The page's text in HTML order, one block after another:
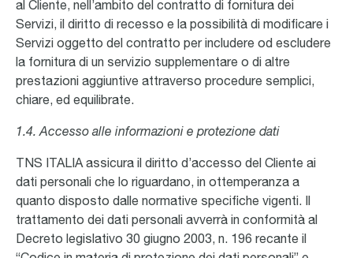
al Cliente, nell’ambito del contratto di fornitura dei
Servizi, il diritto di recesso e la possibilità di modificare i
Servizi oggetto del contratto per includere od escludere
la fornitura di un servizio supplementare o di altre
prestazioni aggiuntive attraverso procedure semplici,
chiare, ed equilibrate.
1.4. Accesso alle informazioni e protezione dati
TNS ITALIA assicura il diritto d’accesso del Cliente ai
dati personali che lo riguardano, in ottemperanza a
quanto disposto dalle normative specifiche vigenti. Il
trattamento dei dati personali avverrà in conformità al
Decreto legislativo 30 giugno 2003, n. 196 recante il